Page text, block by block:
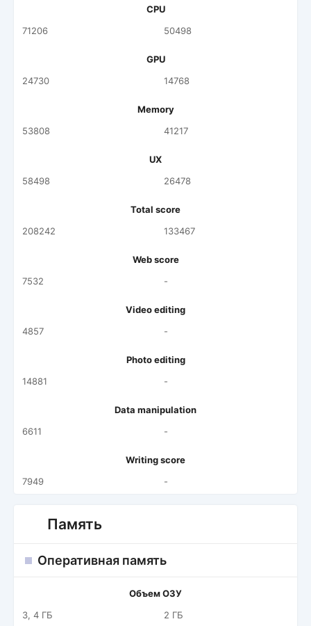
CPU
71206
50498
GPU
24730
14768
Memory
53808
41217
UX
58498
26478
Total score
208242
133467
Web score
7532
-
Video editing
4857
-
Photo editing
14881
-
Data manipulation
6611
-
Writing score
7949
-
Память
Оперативная память
Объем ОЗУ
3, 4 ГБ
2 ГБ